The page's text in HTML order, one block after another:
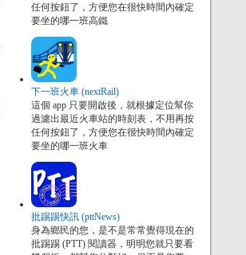
任何按鈕了，方便您在很快時間內確定
要坐的哪一班高鐵
下一班火車 (nextRail)
這個 app 只要開啟後，就根據定位幫你
過濾出最近火車站的時刻表，不用再按
任何按鈕了，方便您在很快時間內確定
要坐的哪一班火車
批踢踢快訊 (pttNews)
身為鄉民的您，是不是常常覺得現在的
批踢踢 (PTT) 閱讀器，明明您就只要看